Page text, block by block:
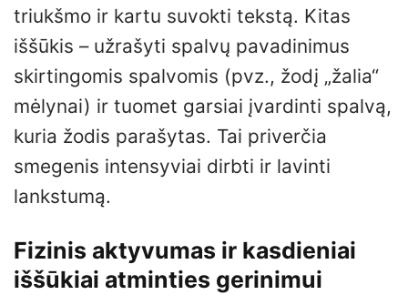
triukšmo ir kartu suvokti tekstą. Kitas
iššūkis – užrašyti spalvų pavadinimus
skirtingomis spalvomis (pvz., žodį „žalia“
mėlynai) ir tuomet garsiai įvardinti spalvą,
kuria žodis parašytas. Tai priverčia
smegenis intensyviai dirbti ir lavinti
lankstumą.
Fizinis aktyvumas ir kasdieniai
iššūkiai atminties gerinimui